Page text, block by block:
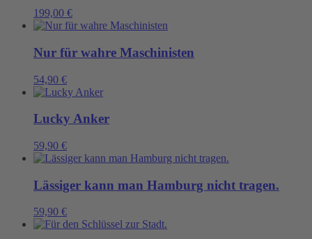
199,00 €
Nur für wahre Maschinisten
54,90 €
Lucky Anker
59,90 €
Lässiger kann man Hamburg nicht tragen.
59,90 €